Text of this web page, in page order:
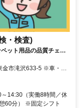
・検査)
ット用品の品質チェッ
中☆即日入社可能！か
金市滝沢633-5 ※車・バ
14:30（実働8時間／休
60分） ※固定シフト